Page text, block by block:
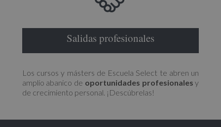
Salidas profesionales
Los cursos y másters de Escuela Select te abren un
amplío abanico de oportunidades profesionales y
de crecimiento personal. ¡Descúbrelas!